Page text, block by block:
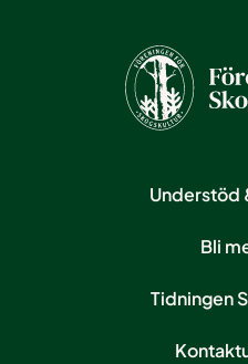
Understöd
Bli
Tidningen